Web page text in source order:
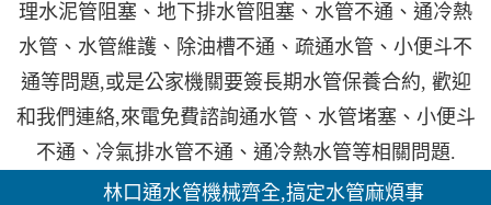
理水泥管阻塞、地下排水管阻塞、水管不通、通冷熱
水管、水管維護、除油槽不通、疏通水管、小便斗不
通等問題,或是公家機關要簽長期水管保養合約, 歡迎
和我們連絡,來電免費諮詢通水管、水管堵塞、小便斗
不通、冷氣排水管不通、通冷熱水管等相關問題.
林口通水管機械齊全,搞定水管麻煩事